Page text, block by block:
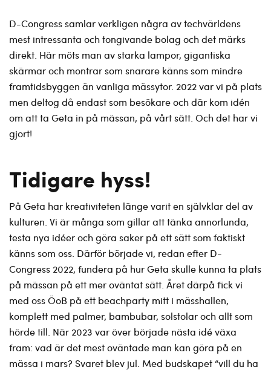
D-Congress samlar verkligen några av techvärldens
mest intressanta och tongivande bolag och det märks
direkt. Här möts man av starka lampor, gigantiska
skärmar och montrar som snarare känns som mindre
framtidsbyggen än vanliga mässytor. 2022 var vi på plats
men deltog då endast som besökare och där kom idén
om att ta Geta in på mässan, på vårt sätt. Och det har vi
gjort!
Tidigare hyss!
På Geta har kreativiteten länge varit en självklar del av
kulturen. Vi är många som gillar att tänka annorlunda,
testa nya idéer och göra saker på ett sätt som faktiskt
känns som oss. Därför började vi, redan efter D-
Congress 2022, fundera på hur Geta skulle kunna ta plats
på mässan på ett mer oväntat sätt. Året därpå fick vi
med oss ÖoB på ett beachparty mitt i mässhallen,
komplett med palmer, bambubar, solstolar och allt som
hörde till. När 2023 var över började nästa idé växa
fram: vad är det mest oväntade man kan göra på en
mässa i mars? Svaret blev jul. Med budskapet “vill du ha